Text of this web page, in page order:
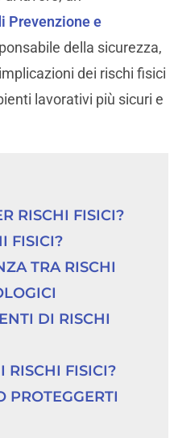
Prevenzione e
della sicurezza,
dei rischi fisici
lavorativi più sicuri e
RISCHI FISICI?
FISICI?
TRA RISCHI
DI RISCHI
RISCHI FISICI?
PROTEGGERTI